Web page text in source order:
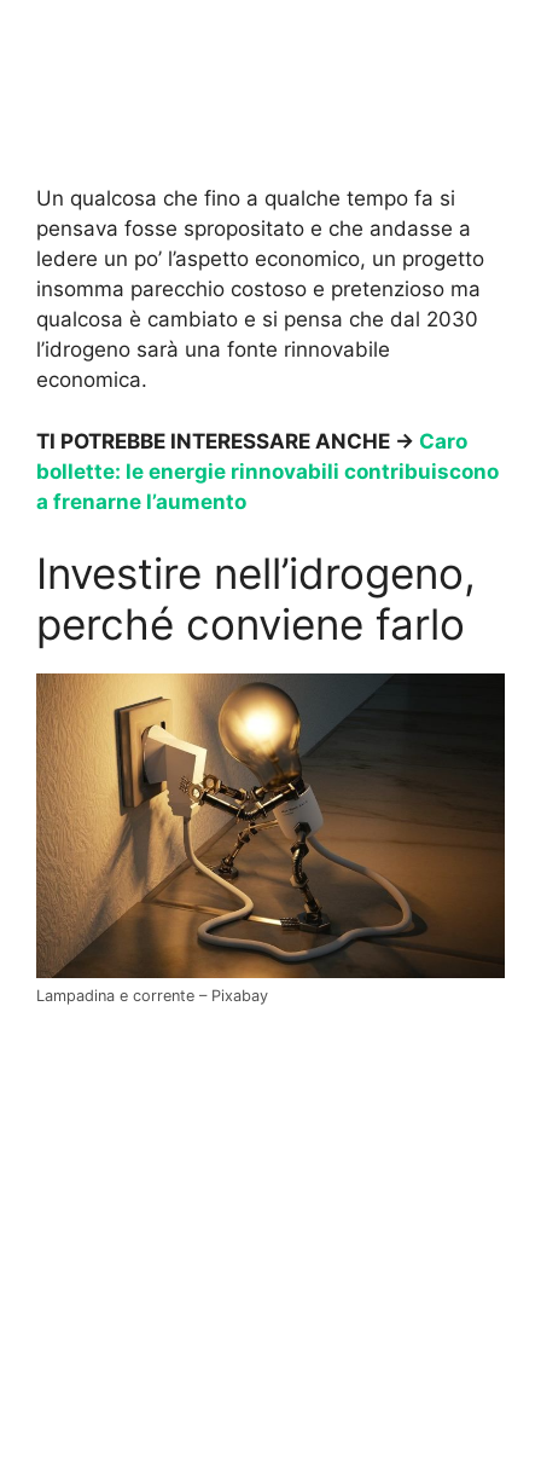
Un qualcosa che fino a qualche tempo fa si
pensava fosse spropositato e che andasse a
ledere un po’ l’aspetto economico, un progetto
insomma parecchio costoso e pretenzioso ma
qualcosa è cambiato e si pensa che dal 2030
l’idrogeno sarà una fonte rinnovabile
economica.
TI POTREBBE INTERESSARE ANCHE -> Caro
bollette: le energie rinnovabili contribuiscono
a frenarne l’aumento
Investire nell’idrogeno,
perché conviene farlo
Lampadina e corrente – Pixabay